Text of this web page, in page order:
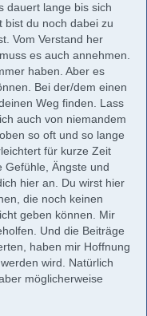
dauert lange bis sich
bist du noch dabei zu
Vom Verstand her
es auch annehmen.
haben. Aber es
Bei der/dem einen
Weg finden. Lass
auch von niemandem
so oft und so lange
für kurze Zeit
Gefühle, Ängste und
hier an. Du wirst hier
die noch keinen
geben können. Mir
Und die Beiträge
haben mir Hoffnung
wird. Natürlich
möglicherweise